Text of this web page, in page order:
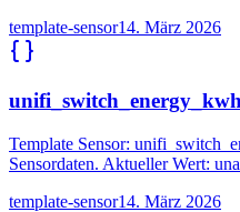
template-sensor14. März 2026
Template Sensor:
Sensordaten. Aktueller Wert:
template-sensor14. März 2026